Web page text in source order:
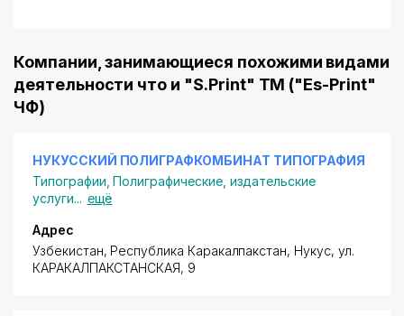
Компании, занимающиеся похожими видами
деятельности что и "S.Print" ТМ ("Es-Print"
ЧФ)
НУКУССКИЙ ПОЛИГРАФКОМБИНАТ ТИПОГРАФИЯ
Типографии ,Полиграфические, издательские
услуги... ещё
Адрес
Узбекистан, Республика Каракалпакстан, Нукус, ул.
КАРАКАЛПАКСТАНСКАЯ, 9